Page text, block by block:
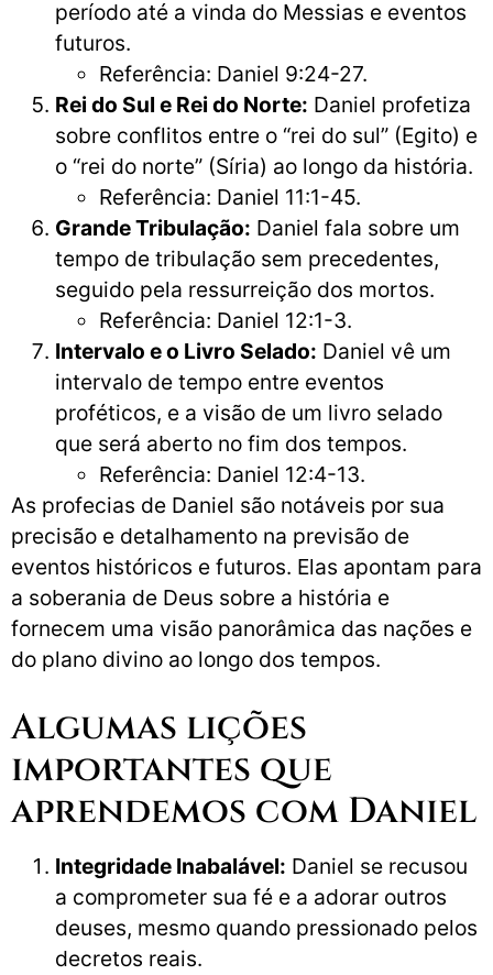
período até a vinda do Messias e eventos
futuros.
Referência: Daniel 9:24-27.
Rei do Sul e Rei do Norte: Daniel profetiza
sobre conflitos entre o “rei do sul” (Egito) e
o “rei do norte” (Síria) ao longo da história.
Referência: Daniel 11:1-45.
Grande Tribulação: Daniel fala sobre um
tempo de tribulação sem precedentes,
seguido pela ressurreição dos mortos.
Referência: Daniel 12:1-3.
Intervalo e o Livro Selado: Daniel vê um
intervalo de tempo entre eventos
proféticos, e a visão de um livro selado
que será aberto no fim dos tempos.
Referência: Daniel 12:4-13.
As profecias de Daniel são notáveis por sua
precisão e detalhamento na previsão de
eventos históricos e futuros. Elas apontam para
a soberania de Deus sobre a história e
fornecem uma visão panorâmica das nações e
do plano divino ao longo dos tempos.
Algumas lições
importantes que
aprendemos com Daniel
Integridade Inabalável: Daniel se recusou
a comprometer sua fé e a adorar outros
deuses, mesmo quando pressionado pelos
decretos reais.